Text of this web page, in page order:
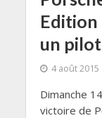
un
4 août 2015
Dimanche
victoire de